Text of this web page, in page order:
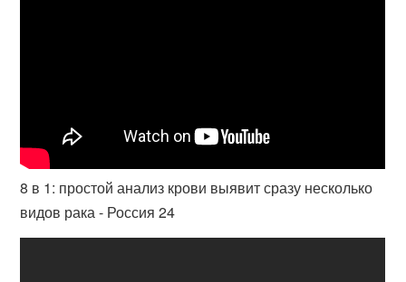
8 в 1: простой анализ крови выявит сразу несколько
видов рака - Россия 24